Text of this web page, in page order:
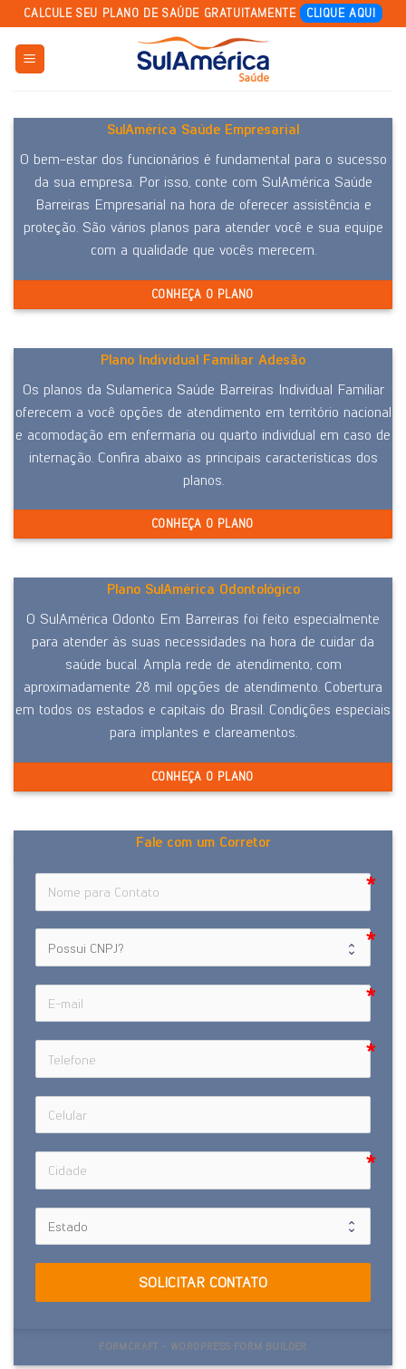
Skip
to
content
CALCULE SEU PLANO DE SAÚDE GRATUITAMENTE CLIQUE AQUI
SulAmérica Saúde Empresarial
O bem-estar dos funcionários é fundamental para o sucesso
da sua empresa. Por isso, conte com SulAmérica Saúde
Barreiras Empresarial na hora de oferecer assistência e
proteção. São vários planos para atender você e sua equipe
com a qualidade que vocês merecem.
CONHEÇA O PLANO
Plano Individual Familiar Adesão
Os planos da Sulamerica Saúde Barreiras Individual Familiar
oferecem a você opções de atendimento em território nacional
e acomodação em enfermaria ou quarto individual em caso de
internação. Confira abaixo as principais características dos
planos.
CONHEÇA O PLANO
Plano SulAmérica Odontológico
O SulAmérica Odonto Em Barreiras foi feito especialmente
para atender às suas necessidades na hora de cuidar da
saúde bucal. Ampla rede de atendimento, com
aproximadamente 28 mil opções de atendimento. Cobertura
em todos os estados e capitais do Brasil. Condições especiais
para implantes e clareamentos.
CONHEÇA O PLANO
Fale com um Corretor
SOLICITAR CONTATO
FORMCRAFT - WORDPRESS FORM BUILDER